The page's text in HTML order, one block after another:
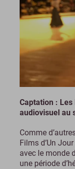
Captation : Les
audiovisuel au
Comme
Films d’Un
avec le monde
une période